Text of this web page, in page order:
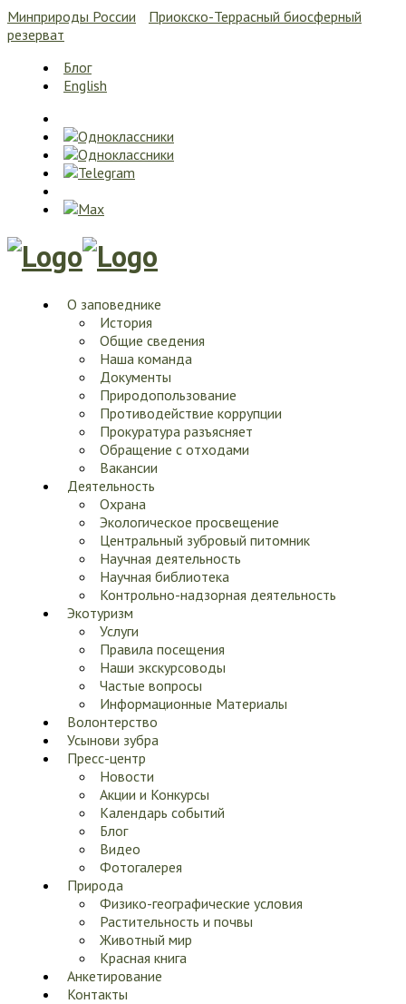
Минприроды России
Приокско-Террасный биосферный
резерват
Блог
English
О заповеднике
История
Общие сведения
Наша команда
Документы
Природопользование
Противодействие коррупции
Прокуратура разъясняет
Обращение с отходами
Вакансии
Деятельность
Охрана
Экологическое просвещение
Центральный зубровый питомник
Научная деятельность
Научная библиотека
Контрольно-надзорная деятельность
Экотуризм
Услуги
Правила посещения
Наши экскурсоводы
Частые вопросы
Информационные Материалы
Волонтерство
Усынови зубра
Пресс-центр
Новости
Акции и Конкурсы
Календарь событий
Блог
Видео
Фотогалерея
Природа
Физико-географические условия
Растительность и почвы
Животный мир
Красная книга
Анкетирование
Контакты